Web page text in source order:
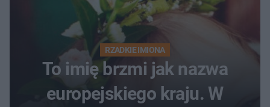
RZADKIE IMIONA
To imię brzmi jak nazwa
europejskiego kraju. W